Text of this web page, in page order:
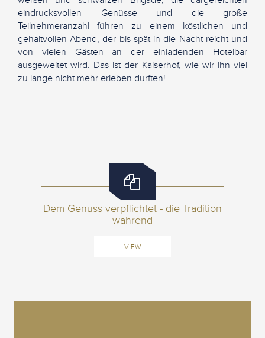
eindrucksvollen Genüsse und die große
Teilnehmeranzahl führen zu einem köstlichen und
gehaltvollen Abend, der bis spät in die Nacht reicht und
von vielen Gästen an der einladenden Hotelbar
ausgeweitet wird. Das ist der Kaiserhof, wie wir ihn viel
zu lange nicht mehr erleben durften!
Dem Genuss verpflichtet - die Tradition
wahrend
VIEW